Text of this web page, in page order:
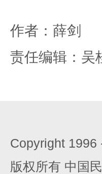
作者：薛剑
责任编辑：吴
Copyright
版权所有 中国